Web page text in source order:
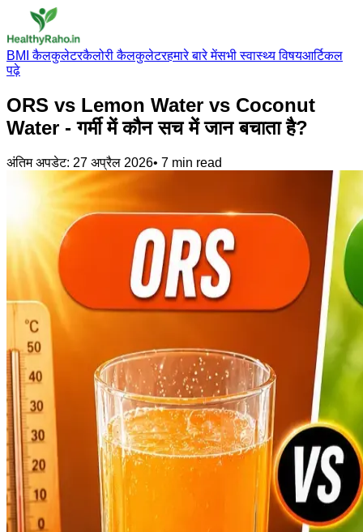
BMI कैलकुलेटरकैलोरी कैलकुलेटरहमारे बारे मेंसभी स्वास्थ्य विषयआर्टिकल
पढ़े
ORS vs Lemon Water vs Coconut
Water - गर्मी में कौन सच में जान बचाता है?
अंतिम अपडेट: 27 अप्रैल 2026• 7 min read